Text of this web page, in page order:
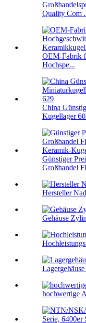
Quality Com
OEM-Fabrik
Hochspe...
China
Kugellager
Günstiger
Großhandel
Hersteller
Gehäuse
hochwertige